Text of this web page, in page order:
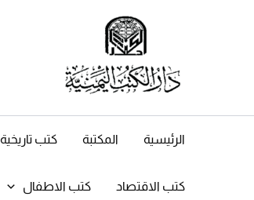
الرئيسية المكتبة كتب تاريخية
كتب الاقتصاد كتب الاطفال